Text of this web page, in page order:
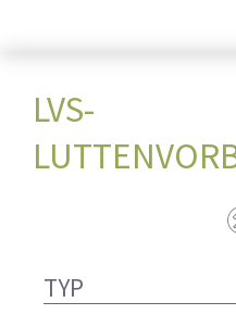
LVS-
TYP